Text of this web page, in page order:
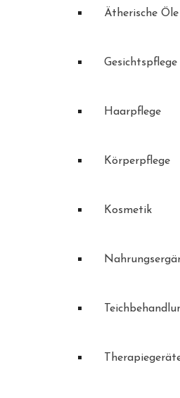
Ätherische
Gesichtspflege
Haarpflege
Körperpflege
Kosmetik